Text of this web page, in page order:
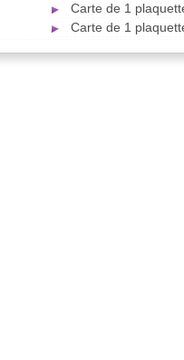
Carte de 1
Carte de 1